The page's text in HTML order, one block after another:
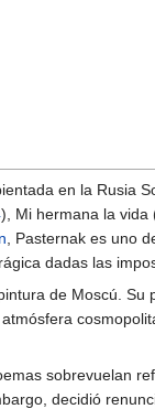
en la Rusia
), Mi hermana la vida
, Pasternak es uno
dadas las
de Moscú.
sobrevuelan
decidió